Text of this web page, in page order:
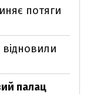
потяги
відновили
палац